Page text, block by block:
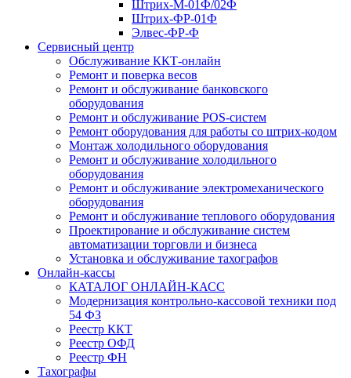
Штрих-М-01Ф/02Ф
Штрих-ФР-01Ф
Элвес-ФР-Ф
Сервисный центр
Обслуживание ККТ-онлайн
Ремонт и поверка весов
Ремонт и обслуживание банковского
оборудования
Ремонт и обслуживание POS-систем
Ремонт оборудования для работы со штрих-кодом
Монтаж холодильного оборудования
Ремонт и обслуживание холодильного
оборудования
Ремонт и обслуживание электромеханического
оборудования
Ремонт и обслуживание теплового оборудования
Проектирование и обслуживание систем
автоматизации торговли и бизнеса
Установка и обслуживание тахографов
Онлайн-кассы
КАТАЛОГ ОНЛАЙН-КАСС
Модернизация контрольно-кассовой техники под
54 ФЗ
Реестр ККТ
Реестр ОФД
Реестр ФН
Тахографы